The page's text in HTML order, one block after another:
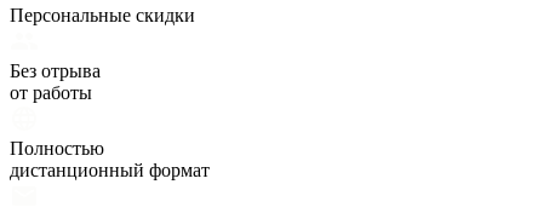
Персональные скидки
Без отрыва
от работы
Полностью
дистанционный формат